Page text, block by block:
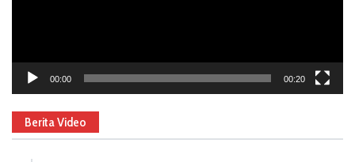
00:00 00:20
Berita Video